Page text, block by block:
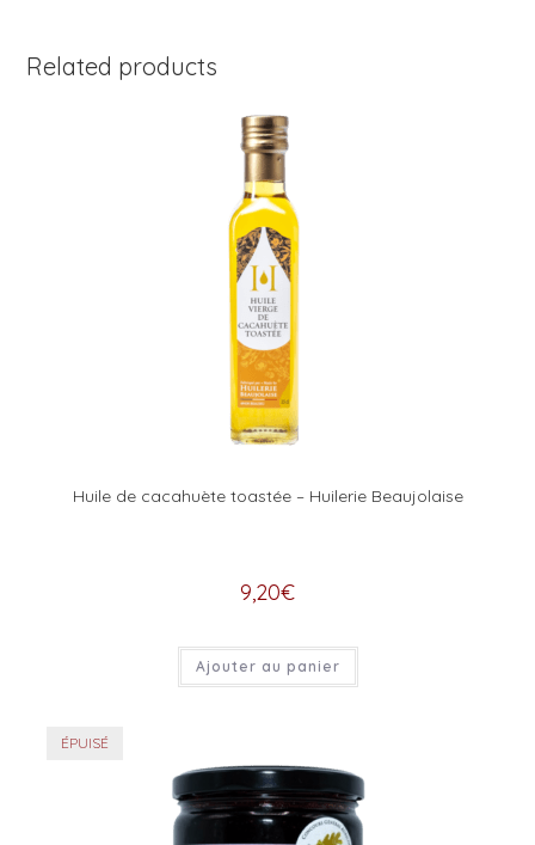
Related products
Huile de cacahuète toastée – Huilerie Beaujolaise
9,20€
Ajouter au panier
ÉPUISÉ